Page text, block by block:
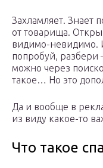
Захламляет. Знает
от товарища.
видимо-невидимо.
попробуй, разбери
можно через
такое… Но это
Да и вообще в
из виду какое-то
Что такое